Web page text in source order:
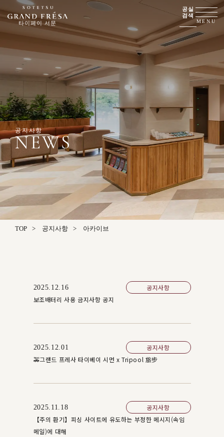
타이페이 서문
공실
검색
MENU
공지사항
NEWS
TOP 공지사항 아카이브
2025.12.16
공지사항
보조배터리 사용 금지사항 공지
2025.12.01
공지사항
🚕그랜드 프레사 타이베이 시먼 x Tripool 旅步
2025.11.18
공지사항
【주의 환기】피싱 사이트에 유도하는 부정한 메시지(속임
메일)에 대해